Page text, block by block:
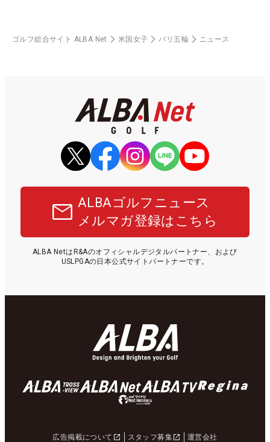
ゴルフ総合サイト ALBA Net 米国女子 パリ五輪 ニュース
ALBAゴルフニュース
メルマガ登録はこちら
ALBA NetはR&Aのオフィシャルデジタルパートナー、および
USLPGAの日本公式サイトパートナーです。
広告掲載について スタッフ募集 運営会社